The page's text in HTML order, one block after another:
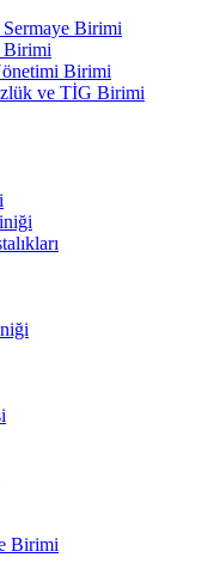
Birimi
Birimi
Birimi
ve TİG Birimi
Birimi